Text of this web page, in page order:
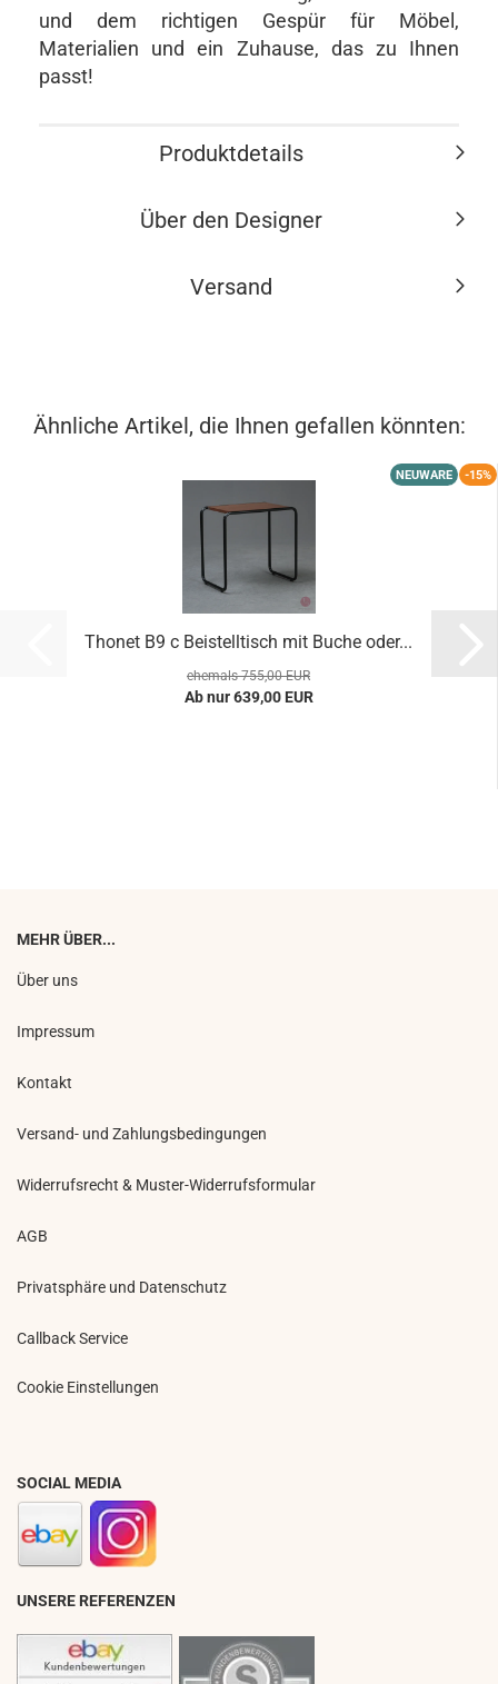
und dem richtigen Gespür für Möbel,
Materialien und ein Zuhause, das zu Ihnen
passt!
Produktdetails
Über den Designer
Versand
Ähnliche Artikel, die Ihnen gefallen könnten:
NEUWARE -15%
Thonet B9 c Beistelltisch mit Buche oder...
ehemals 755,00 EUR
Ab nur 639,00 EUR
MEHR ÜBER...
Über uns
Impressum
Kontakt
Versand- und Zahlungsbedingungen
Widerrufsrecht & Muster-Widerrufsformular
AGB
Privatsphäre und Datenschutz
Callback Service
Cookie Einstellungen
SOCIAL MEDIA
UNSERE REFERENZEN